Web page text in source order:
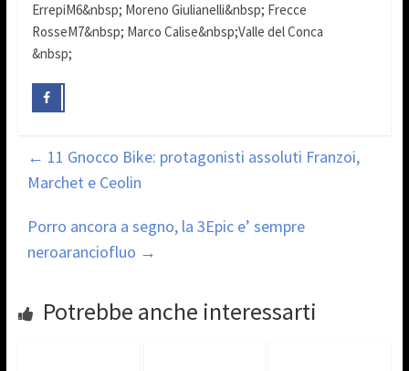
ErrepiM6&nbsp; Moreno Giulianelli&nbsp; Frecce
RosseM7&nbsp; Marco Calise&nbsp;Valle del Conca
&nbsp;
← 11 Gnocco Bike: protagonisti assoluti Franzoi,
Marchet e Ceolin
Porro ancora a segno, la 3Epic e’ sempre
neroaranciofluo →
Potrebbe anche interessarti